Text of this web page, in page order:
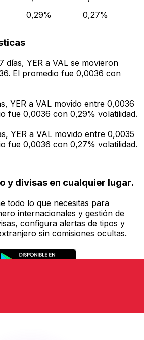
0,29% 0,27%
días, YER a VAL se movieron
El promedio fue 0,0036 con
YER a VAL movido entre 0,0036
fue 0,0036 con 0,29% volatilidad.
YER a VAL movido entre 0,0035
fue 0,0036 con 0,27% volatilidad.
y divisas en cualquier lugar.
todo lo que necesitas para
internacionales y gestión de
configura alertas de tipos y
sin comisiones ocultas.